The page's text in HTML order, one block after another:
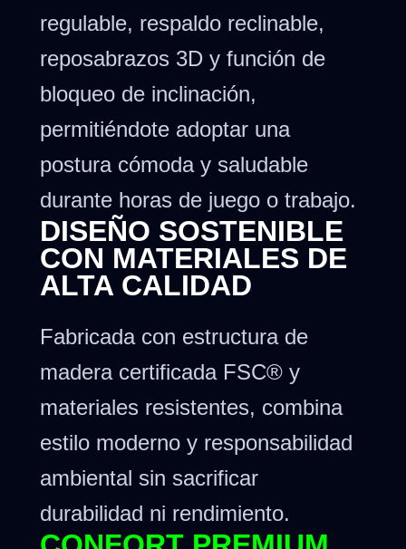
regulable, respaldo reclinable,
reposabrazos 3D y función de
bloqueo de inclinación,
permitiéndote adoptar una
postura cómoda y saludable
durante horas de juego o trabajo.
DISEÑO SOSTENIBLE
CON MATERIALES DE
ALTA CALIDAD
Fabricada con estructura de
madera certificada FSC® y
materiales resistentes, combina
estilo moderno y responsabilidad
ambiental sin sacrificar
durabilidad ni rendimiento.